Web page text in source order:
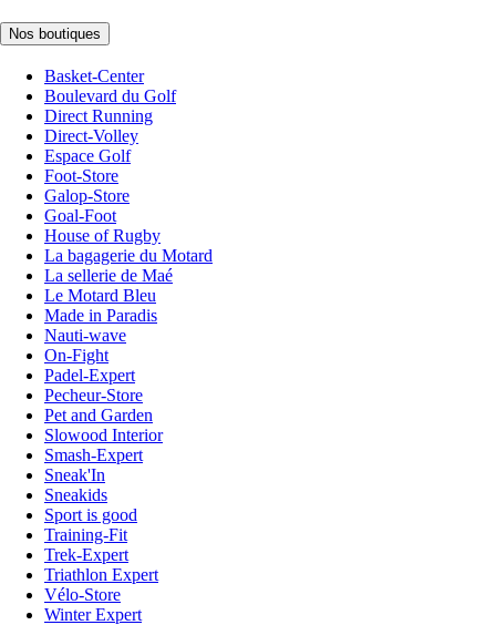
Nos boutiques
Basket-Center
Boulevard du Golf
Direct Running
Direct-Volley
Espace Golf
Foot-Store
Galop-Store
Goal-Foot
House of Rugby
La bagagerie du Motard
La sellerie de Maé
Le Motard Bleu
Made in Paradis
Nauti-wave
On-Fight
Padel-Expert
Pecheur-Store
Pet and Garden
Slowood Interior
Smash-Expert
Sneak'In
Sneakids
Sport is good
Training-Fit
Trek-Expert
Triathlon Expert
Vélo-Store
Winter Expert